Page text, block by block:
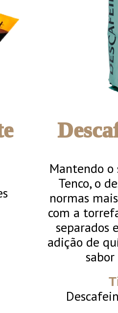
Mantendo
Tenco, o
normas
com a
separados
adição de